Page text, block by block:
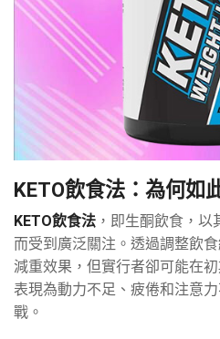
KETO飲食法：為何如
KETO飲食法 ，即生酮飲食，
而受到廣泛關注。透過調整飲
減重效果，但實行者卻可能在初
表現為動力不足、疲倦和注意
戰。